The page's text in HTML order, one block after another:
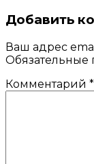
Добавить
Ваш адрес
Обязательные
Комментарий *